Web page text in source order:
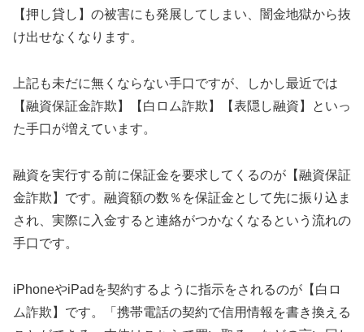
【押し貸し】の被害にも発展してしまい、闇金地獄から抜
け出せなくなります。
上記も未だに無くならない手口ですが、しかし最近では
【融資保証金詐欺】【白ロム詐欺】【表隠し融資】といっ
た手口が増えています。
融資を実行する前に保証金を要求してくるのが【融資保証
金詐欺】です。融資額の数％を保証金として先に振り込ま
され、実際に入金すると連絡がつかなくなるという流れの
手口です。
iPhoneやiPadを契約するように指示をされるのが【白ロ
ム詐欺】です。「携帯電話の契約で信用情報を書き換える